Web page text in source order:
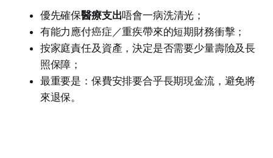
優先確保醫療支出唔會一病洗清光；
有能力應付癌症／重疾帶來的短期財務衝擊；
按家庭責任及資產，決定是否需要少量壽險及長
照保障；
最重要是：保費安排要合乎長期現金流，避免將
來退保。